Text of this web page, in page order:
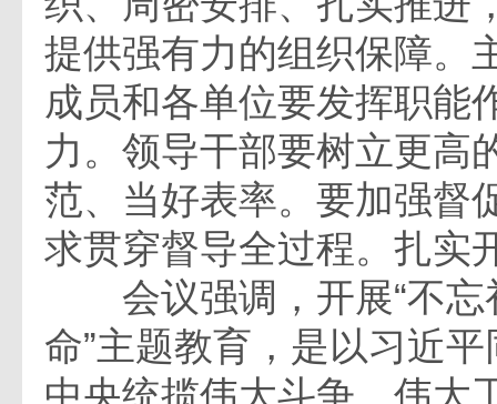
提供强有力的组织保障。
成员和各单位要发挥职能
力。领导干部要树立更高
范、当好表率。要加强督
求贯穿督导全过程。扎实
会议强调，开展“不忘
命”主题教育，是以习近